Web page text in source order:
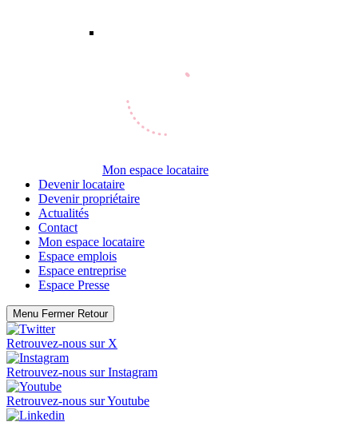
Mon espace locataire
Devenir locataire
Devenir propriétaire
Actualités
Contact
Mon espace locataire
Espace emplois
Espace entreprise
Espace Presse
Menu Fermer Retour
Retrouvez-nous sur X
Retrouvez-nous surInstagram
Retrouvez-nous surYoutube